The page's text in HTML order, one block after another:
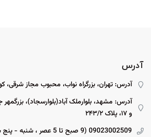
آدرس
آدرس: تهران، بزرگراه نواب، محبوب مجاز شرقی،
و ۱۷، پلاک ۲۴۳/۲
09023002509 (9 صبح تا 5 عصر ، شنبه - پنج شنبه)